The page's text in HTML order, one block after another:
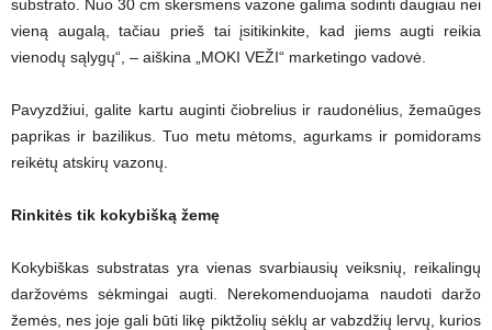
substrato. Nuo 30 cm skersmens vazone galima sodinti daugiau nei
vieną augalą, tačiau prieš tai įsitikinkite, kad jiems augti reikia
vienodų sąlygų“, – aiškina „MOKI VEŽI“ marketingo vadovė.
Pavyzdžiui, galite kartu auginti čiobrelius ir raudonėlius, žemaūges
paprikas ir bazilikus. Tuo metu mėtoms, agurkams ir pomidorams
reikėtų atskirų vazonų.
Rinkitės tik kokybišką žemę
Kokybiškas substratas yra vienas svarbiausių veiksnių, reikalingų
daržovėms sėkmingai augti. Nerekomenduojama naudoti daržo
žemės, nes joje gali būti likę piktžolių sėklų ar vabzdžių lervų, kurios